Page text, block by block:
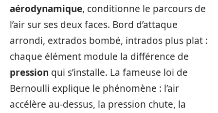
aérodynamique, conditionne le parcours de
l’air sur ses deux faces. Bord d’attaque
arrondi, extrados bombé, intrados plus plat :
chaque élément module la différence de
pression qui s’installe. La fameuse loi de
Bernoulli explique le phénomène : l’air
accélère au-dessus, la pression chute, la